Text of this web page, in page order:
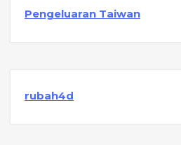
Pengeluaran Taiwan
rubah4d